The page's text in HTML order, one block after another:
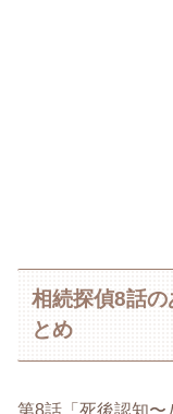
相続探偵8話
とめ
第8話「死後認知〜